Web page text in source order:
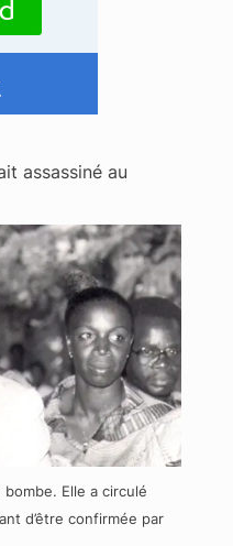
assassiné au
bombe. Elle a circulé
d’être confirmée par